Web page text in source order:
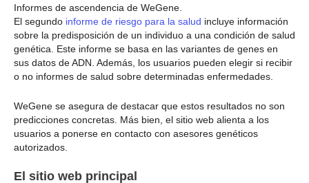
Informes de ascendencia de WeGene.
El segundo informe de riesgo para la salud incluye información
sobre la predisposición de un individuo a una condición de salud
genética. Este informe se basa en las variantes de genes en
sus datos de ADN. Además, los usuarios pueden elegir si recibir
o no informes de salud sobre determinadas enfermedades.
WeGene se asegura de destacar que estos resultados no son
predicciones concretas. Más bien, el sitio web alienta a los
usuarios a ponerse en contacto con asesores genéticos
autorizados.
El sitio web principal